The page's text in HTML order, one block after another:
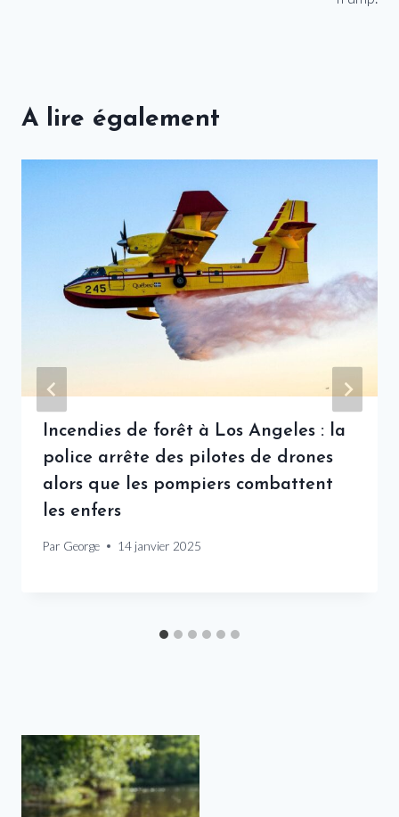
A lire également
Incendies de forêt à Los Angeles : la
police arrête des pilotes de drones
alors que les pompiers combattent
les enfers
Par George 14 janvier 2025